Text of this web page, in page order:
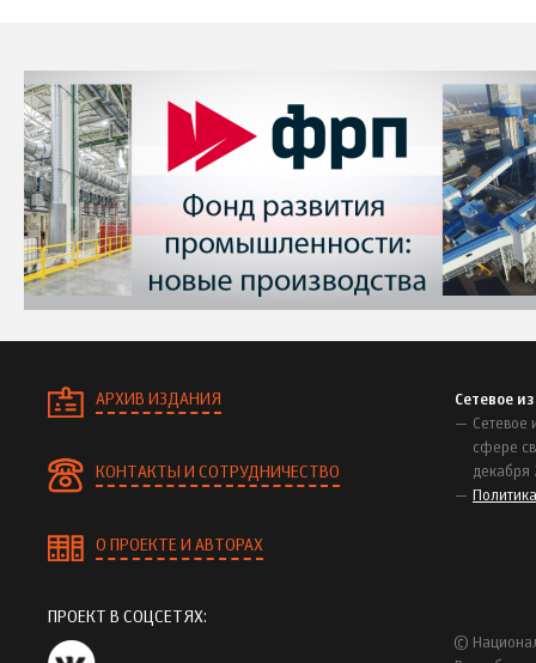
АРХИВ ИЗДАНИЯ
КОНТАКТЫ И СОТРУДНИЧЕСТВО
О ПРОЕКТЕ И АВТОРАХ
Сетевое
Сетевое
сфере
декабря
ПРОЕКТ В СОЦСЕТЯХ:
©